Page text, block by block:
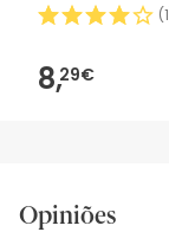
(1
8,29€
Opiniões